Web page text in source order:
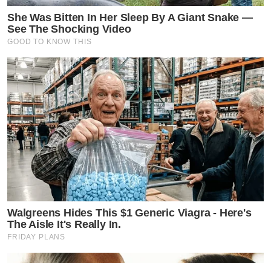
She Was Bitten In Her Sleep By A Giant Snake —
See The Shocking Video
GOOD TO KNOW THIS
Walgreens Hides This $1 Generic Viagra - Here's
The Aisle It's Really In.
FRIDAY PLANS